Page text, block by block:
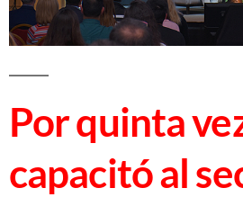
Por quinta
capacitó al